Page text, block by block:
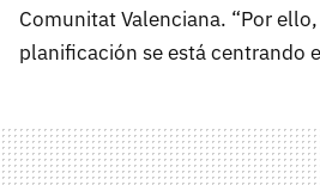
Comunitat Valenciana. “Por
planificación se está centrando